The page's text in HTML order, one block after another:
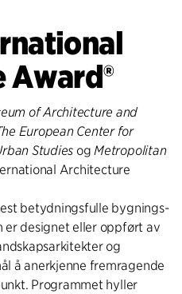
of Architecture and
European Center for
Studies ogMetropolitan
Architecture
betydningsfulle bygnings-
er designet eller oppført av
og
å anerkjenne fremragende
Programmet hyller